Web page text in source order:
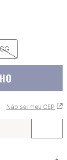
Não sei meu CEP